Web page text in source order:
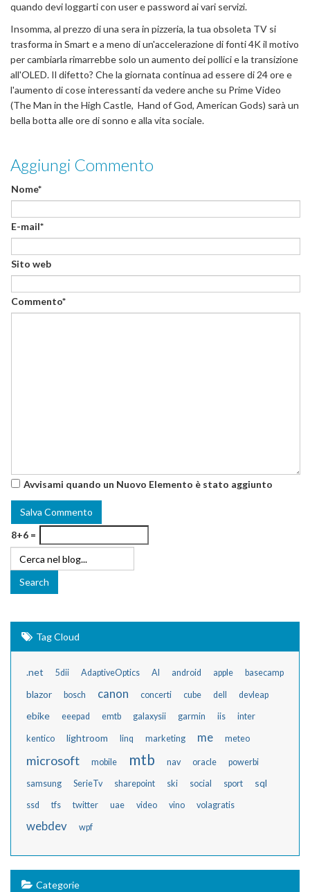
quando devi loggarti con user e password ai vari servizi.
Insomma, al prezzo di una sera in pizzeria, la tua obsoleta TV si
trasforma in Smart e a meno di un'accelerazione di fonti 4K il motivo
per cambiarla rimarrebbe solo un aumento dei pollici e la transizione
all'OLED. Il difetto? Che la giornata continua ad essere di 24 ore e
l'aumento di cose interessanti da vedere anche su Prime Video
(The Man in the High Castle, Hand of God, American Gods) sarà un
bella botta alle ore di sonno e alla vita sociale.
Aggiungi Commento
Nome*
E-mail*
Sito web
Commento*
Avvisami quando un Nuovo Elemento è stato aggiunto
8+6 =
Tag Cloud
.net 5dii AdaptiveOptics AI android apple basecamp
blazor bosch canon concerti cube dell devleap
ebike eeepad emtb galaxysii garmin iis inter
kentico lightroom linq marketing me meteo
microsoft mobile mtb nav oracle powerbi
samsung SerieTv sharepoint ski social sport sql
ssd tfs twitter uae video vino volagratis
webdev wpf
Categorie